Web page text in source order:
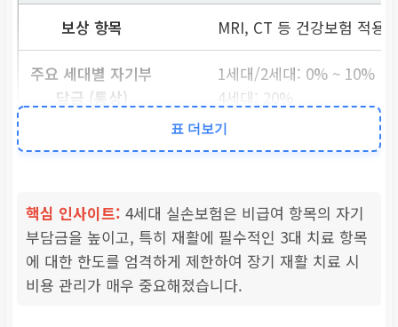
MRI, CT 등 건강보험 적용
1세대/2세대: 0% ~ 10%
4세대: 20%
연간 보상 한도 무제한 (공
비급여 항목
도수치료, 체외충격파, 증식
등
표 더보기
핵심 인사이트: 4세대 실손보험은 비급여 항목의 자기
부담금을 높이고, 특히 재활에 필수적인 3대 치료 항목
에 대한 한도를 엄격하게 제한하여 장기 재활 치료 시
비용 관리가 매우 중요해졌습니다.